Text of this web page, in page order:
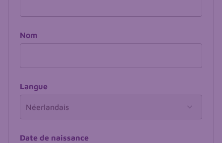
Nom
Langue
Date de naissance